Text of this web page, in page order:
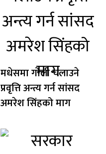
मधेसमा गोली चलाउने
प्रवृत्ति अन्त्य गर्न सांसद
अमरेश सिंहको माग